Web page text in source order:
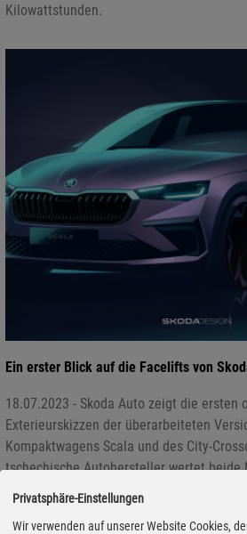
Kilowattstunden.
Ein erster Blick auf die Facelifts von
18.07.2023 - Skoda Auto zeigt die ersten
Exterieurskizzen der überarbeiteten
Kompaktwagens Scala und des City-
tschechische Autohersteller wertet beide
Technologie-Updates sowie
Fahrzeugklassen auf. Die digitale
Privatsphäre-Einstellungen
Wir verwenden auf unserer Website Cookies,